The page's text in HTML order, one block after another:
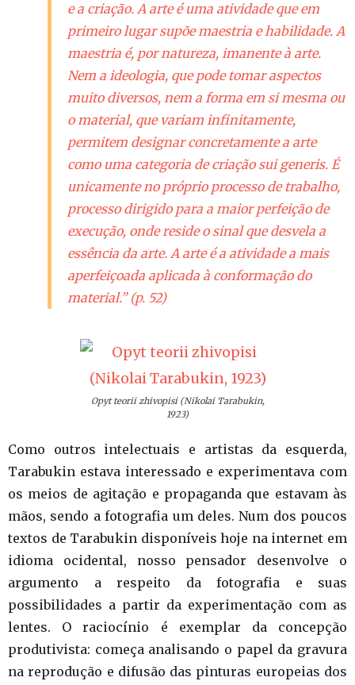
e a criação. A arte é uma atividade que em
primeiro lugar supõe maestria e habilidade. A
maestria é, por natureza, imanente à arte.
Nem a ideologia, que pode tomar aspectos
muito diversos, nem a forma em si mesma ou
o material, que variam infinitamente,
permitem designar concretamente a arte
como uma categoria de criação sui generis. É
unicamente no próprio processo de trabalho,
processo dirigido para a maior perfeição de
execução, onde reside o sinal que desvela a
essência da arte. A arte é a atividade a mais
aperfeiçoada aplicada à conformação do
material.” (p. 52)
Opyt teorii zhivopisi (Nikolai Tarabukin,
1923)
Como outros intelectuais e artistas da esquerda,
Tarabukin estava interessado e experimentava com
os meios de agitação e propaganda que estavam às
mãos, sendo a fotografia um deles. Num dos poucos
textos de Tarabukin disponíveis hoje na internet em
idioma ocidental, nosso pensador desenvolve o
argumento a respeito da fotografia e suas
possibilidades a partir da experimentação com as
lentes. O raciocínio é exemplar da concepção
produtivista: começa analisando o papel da gravura
na reprodução e difusão das pinturas europeias dos